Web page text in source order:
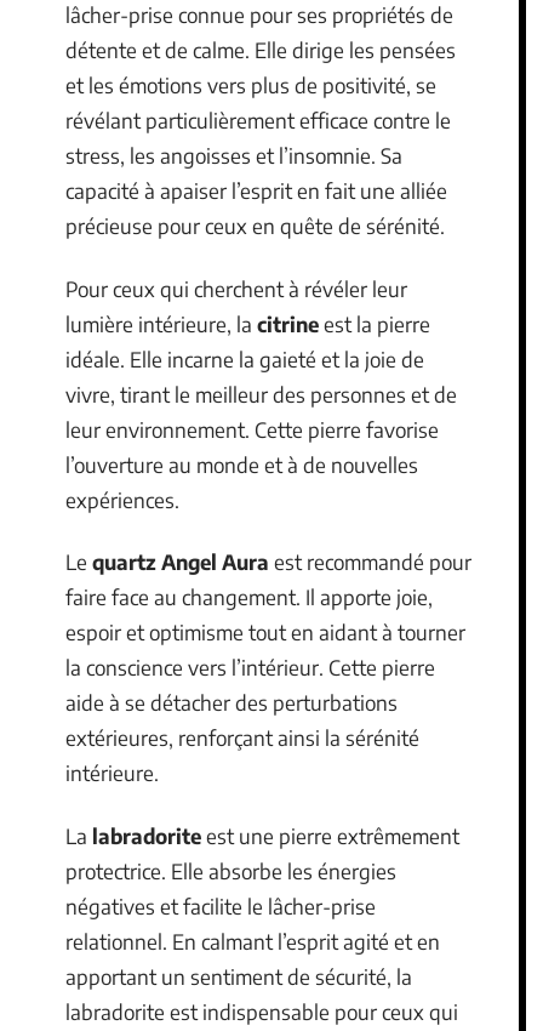
lâcher-prise connue pour ses propriétés de
détente et de calme. Elle dirige les pensées
et les émotions vers plus de positivité, se
révélant particulièrement efficace contre le
stress, les angoisses et l’insomnie. Sa
capacité à apaiser l’esprit en fait une alliée
précieuse pour ceux en quête de sérénité.
Pour ceux qui cherchent à révéler leur
lumière intérieure, la citrineest la pierre
idéale. Elle incarne la gaieté et la joie de
vivre, tirant le meilleur des personnes et de
leur environnement. Cette pierre favorise
l’ouverture au monde et à de nouvelles
expériences.
Le quartz Angel Aura est recommandé pour
faire face au changement. Il apporte joie,
espoir et optimisme tout en aidant à tourner
la conscience vers l’intérieur. Cette pierre
aide à se détacher des perturbations
extérieures, renforçant ainsi la sérénité
intérieure.
La labradoriteest une pierre extrêmement
protectrice. Elle absorbe les énergies
négatives et facilite le lâcher-prise
relationnel. En calmant l’esprit agité et en
apportant un sentiment de sécurité, la
labradorite est indispensable pour ceux qui